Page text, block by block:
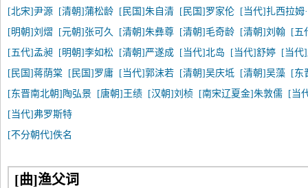
[北宋]尹源
[清朝]蒲松龄 [民国]朱自清 [民国]罗家伦
[当代]扎西拉
[明朝]刘熠
[元朝]张可久 [清朝]朱彝尊 [清朝]毛奇龄 [清朝]刘翰
[五
[五代]孟昶
[明朝]李如松 [清朝]严遂成 [当代]北岛 [当代]舒婷
[当代
[民国]蒋荫棠
[民国]罗庸 [当代]郭沫若 [清朝]吴庆坻 [清朝]吴藻
[东
[东晋南北朝]陶弘景
[唐朝]王绩 [汉朝]刘桢 [南宋辽夏金]朱敦儒
[当
[当代]弗罗斯特
[不分朝代]佚名
[曲]渔父词